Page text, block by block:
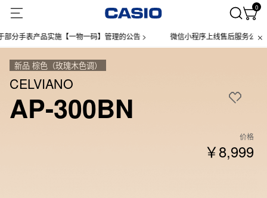
0
产品实施【一物一码】管理的公告 > 微信小程序上线售后服务公告 >
新品 棕色（玫瑰木色调）
CELVIANO
AP-300BN
价格
￥8,999